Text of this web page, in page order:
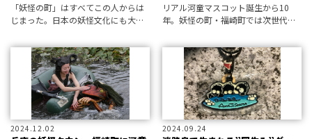
「妖怪の町」はすべてこの人からは
じまった。日本の妖怪文化にも大き
足跡をめぐる。
リアル河童マスコット誕生から10
年。妖怪の町・福崎町では次世代を
き出していた……！
2024.12.02 2024.09.24